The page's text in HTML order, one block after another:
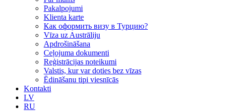
Рakalpojumi
Klienta karte
Как оформить визу в Турцию?
Vīza uz Austrāliju
Apdrošināšana
Ceļojuma dokumenti
Reģistrācijas noteikumi
Valstis, kur var doties bez vīzas
Ēdināšanu tipi viesnīcās
Kontakti
LV
RU